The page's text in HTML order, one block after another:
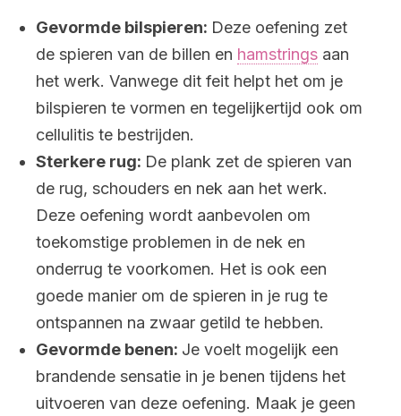
Gevormde bilspieren: Deze oefening zet
de spieren van de billen en hamstrings aan
het werk. Vanwege dit feit helpt het om je
bilspieren te vormen en tegelijkertijd ook om
cellulitis te bestrijden.
Sterkere rug: De plank zet de spieren van
de rug, schouders en nek aan het werk.
Deze oefening wordt aanbevolen om
toekomstige problemen in de nek en
onderrug te voorkomen. Het is ook een
goede manier om de spieren in je rug te
ontspannen na zwaar getild te hebben.
Gevormde benen: Je voelt mogelijk een
brandende sensatie in je benen tijdens het
uitvoeren van deze oefening. Maak je geen